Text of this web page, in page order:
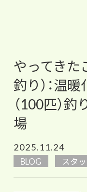
やってきた
釣り）：温
（100匹）
場
2025.11.24
BLOG スタ